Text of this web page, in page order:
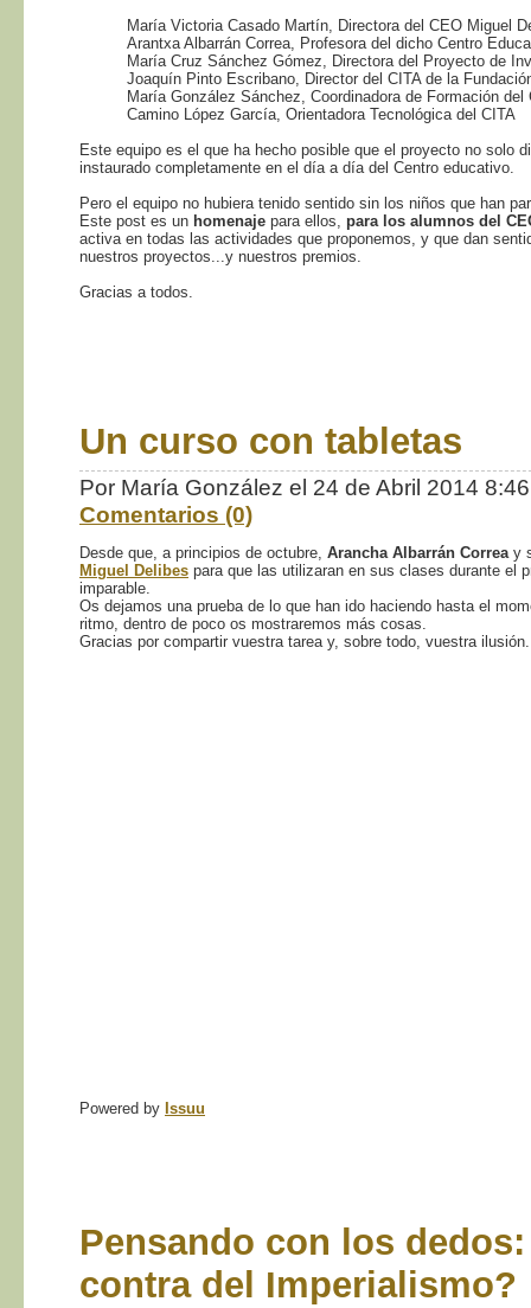
María Victoria Casado Martín, Directora del CEO Miguel
Arantxa Albarrán Correa, Profesora del dicho Centro
María Cruz Sánchez Gómez, Directora del Proyecto de
Joaquín Pinto Escribano, Director del CITA de la
María González Sánchez, Coordinadora de Formación del
Camino López García, Orientadora Tecnológica del CITA
Este equipo es el que ha hecho posible que el proyecto no solo
instaurado completamente en el día a día del Centro educativo.
Pero el equipo no hubiera tenido sentido sin los niños que han
Este post es un homenaje para ellos, para los alumnos del
activa en todas las actividades que proponemos, y que dan
nuestros proyectos...y nuestros premios.
Gracias a todos.
Un curso con tabletas
Por María González el 24 de Abril 2014
Comentarios (0)
Desde que, a principios de octubre, Arancha Albarrán Correa y
Miguel Delibes para que las utilizaran en sus clases durante el
imparable.
Os dejamos una prueba de lo que han ido haciendo hasta el
ritmo, dentro de poco os mostraremos más cosas.
Gracias por compartir vuestra tarea y, sobre todo, vuestra ilusión.
Powered by Issuu
Pensando con los
contra del Imperialismo?